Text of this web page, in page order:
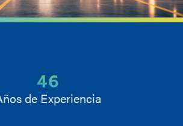
46
de Experiencia